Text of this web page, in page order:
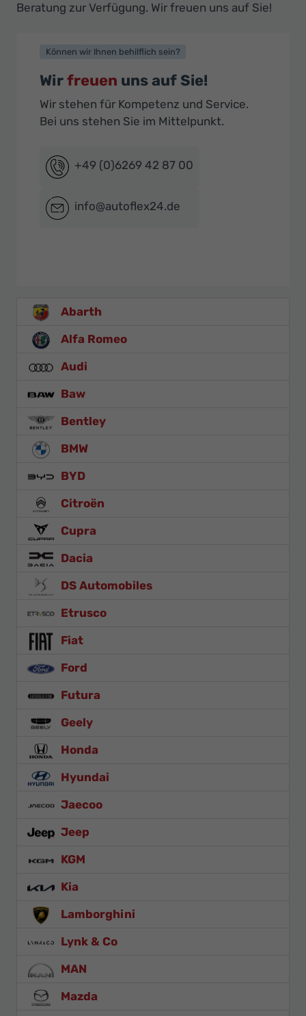
Beratung zur Verfügung. Wir freuen uns auf Sie!
Können wir Ihnen behilflich sein?
Wirfreuen uns auf Sie!
Wir stehen für Kompetenz und Service.
Bei uns stehen Sie im Mittelpunkt.
+49 (0)6269 42 87 00
info@autoflex24.de
Abarth
Alfa Romeo
Audi
Baw
Bentley
BMW
BYD
Citroën
Cupra
Dacia
DS Automobiles
Etrusco
Fiat
Ford
Futura
Geely
Honda
Hyundai
Jaecoo
Jeep
KGM
Kia
Lamborghini
Lynk & Co
MAN
Mazda